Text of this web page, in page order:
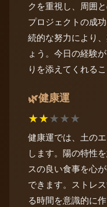
クを重視し、周囲
プロジェクトの成
続的な努力により
ょう。今日の経験
りを添えてくれるこ
🌿健康運
★★★★★
健康運では、土の
します。陽の特性
スの良い食事を心
できます。ストレ
る時間を意識的に